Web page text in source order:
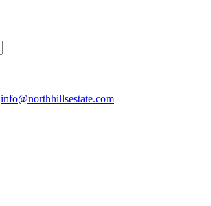
info@northhillsestate.com